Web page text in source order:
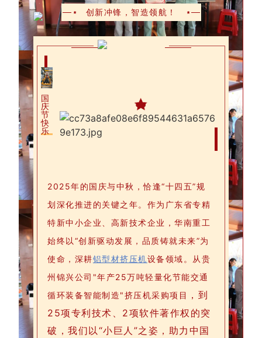
创新冲锋，智造领航！
国
庆
节
快
乐
2025年的国庆与中秋，恰逢“十四五”规
划深化推进的关键之年。作为广东省专精
特新中小企业、高新技术企业，华南重工
始终以“创新驱动发展，品质铸就未来”为
使命， 深耕铝型材挤压机设备领域。从贵
州锦兴公司"年产25万吨轻量化节能交通
循环装备智能制造"挤压机采购项目 ，到
25项专利技术、2项软件著作权的突
破，我们以“小巨人”之姿，助力中国